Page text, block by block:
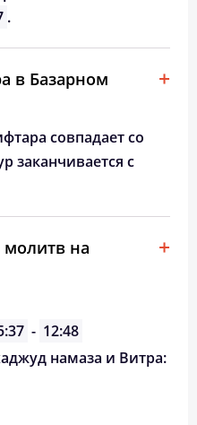
.
в Базарном
совпадает со
заканчивается с
на
- 12:48
намаза и Витра: